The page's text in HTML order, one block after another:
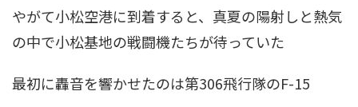
やがて小松空港に到着すると、真夏の陽射しと熱気
の中で小松基地の戦闘機たちが待っていた
最初に轟音を響かせたのは第306飛行隊のF-15